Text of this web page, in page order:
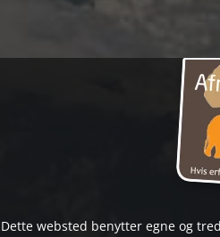
Dette websted benytter egne og